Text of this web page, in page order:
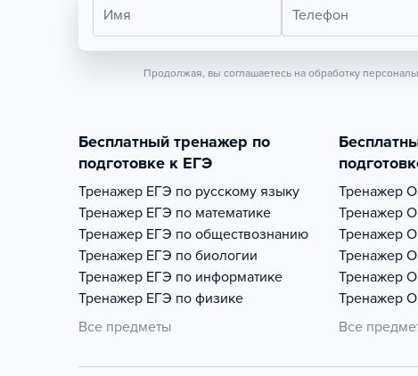
Имя Телефон
Продолжая, вы соглашаетесь на обработку
Бесплатный тренажер по
подготовке к ЕГЭ
Тренажер ЕГЭ по русскому языку
Тренажер ЕГЭ по математике
Тренажер ЕГЭ по обществознанию
Тренажер ЕГЭ по биологии
Тренажер ЕГЭ по информатике
Тренажер ЕГЭ по физике
Все предметы
Тренажер
Тренажер
Тренажер
Тренажер
Тренажер
Тренажер
Все